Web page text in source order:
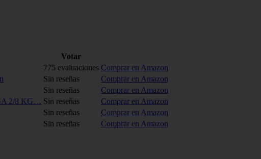
Votar
775 evaluaciones Comprar en Amazon
Sin reseñas
Comprar en Amazon
Sin reseñas
Comprar en Amazon
2/8 KG… Sin reseñas
Comprar en Amazon
Sin reseñas
Comprar en Amazon
Sin reseñas Comprar en Amazon